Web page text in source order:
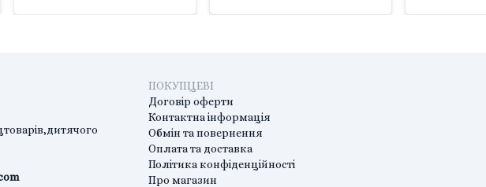
ПОКУПЦЕВІ
Договір оферти
Контактна інформація
Обмін та повернення
Оплата та доставка
Політика конфіденційності
Про магазин